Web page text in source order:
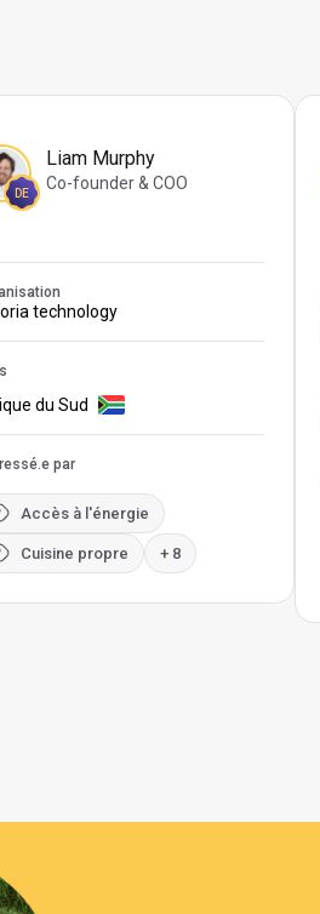
DE
Liam Murphy
Co-founder & COO
technology
du Sud
par
Accès à l'énergie
Cuisine propre + 8